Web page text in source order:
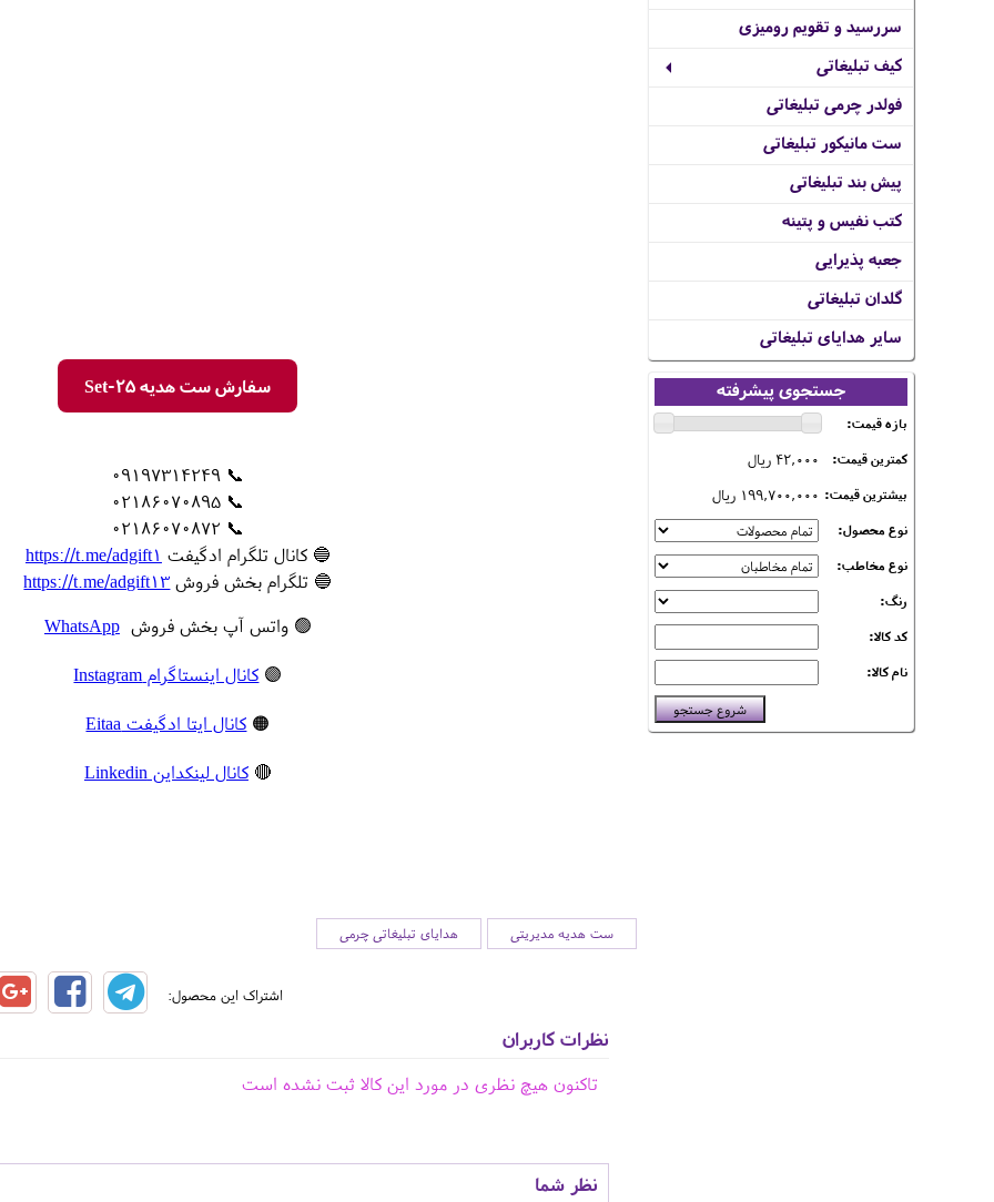
سررسید و تقویم رومیزی
کیف تبلیغاتی
فولدر چرمی تبلیغاتی
ست مانیکور تبلیغاتی
پیش بند تبلیغاتی
کتب نفیس و پتینه
جعبه پذیرایی
گلدان تبلیغاتی
سایر هدایای تبلیغاتی
جستجوی پیشرفته
بازه قیمت:
کمترین قیمت:
42,000 ریال
بیشترین قیمت: 199,700,000 ریال
نوع محصول:
نوع مخاطب:
رنگ:
کد کالا:
نام کالا:
سفارش ست هدیه Set-25
📞 09197314249
📞 02186070895
📞 02186070872
🔵 کانال تلگرام ادگیفت https://t.me/adgift1
🔵 تلگرام بخش فروش https://t.me/adgift13
🟢 واتس آپ بخش فروشWhatsApp
🟣 کانال اینستاگرام Instagram
🟠 کانال ایتا ادگیفت Eitaa
🔴 کانال لینکداین Linkedin
ست هدیه مدیریتی هدایای تبلیغاتی چرمی
اشتراک این محصول:
نظرات کاربران
تاکنون هیچ نظری در مورد این کالا ثبت نشده است
نظر شما